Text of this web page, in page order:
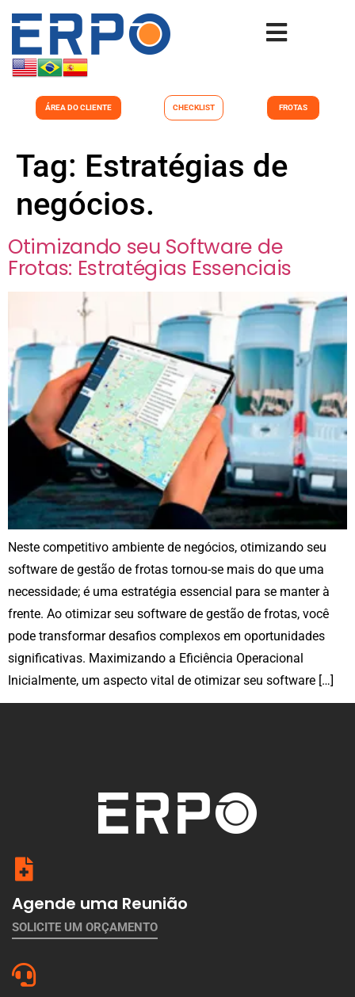
ÁREA DO CLIENTE CHECKLIST FROTAS
Tag: Estratégias de
negócios.
Otimizando seu Software de
Frotas: Estratégias Essenciais
Neste competitivo ambiente de negócios, otimizando seu
software de gestão de frotas tornou-se mais do que uma
necessidade; é uma estratégia essencial para se manter à
frente. Ao otimizar seu software de gestão de frotas, você
pode transformar desafios complexos em oportunidades
significativas. Maximizando a Eficiência Operacional
Inicialmente, um aspecto vital de otimizar seu software […]
Agende uma Reunião
SOLICITE UM ORÇAMENTO